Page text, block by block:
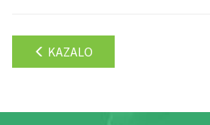
KAZALO